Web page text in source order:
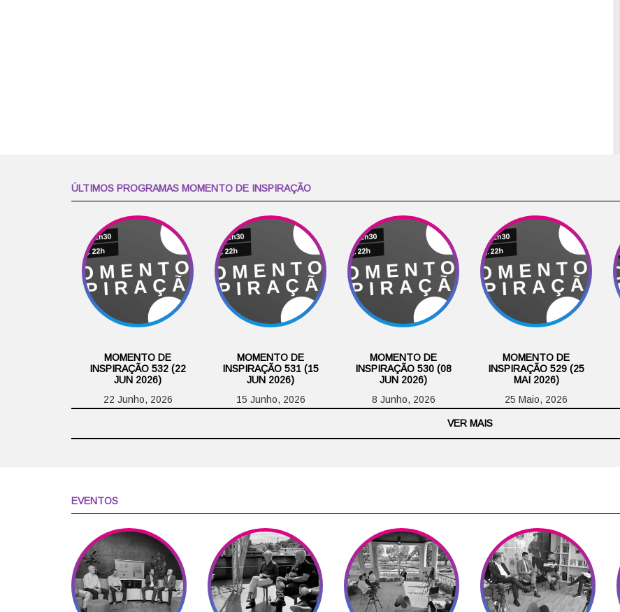
ÚLTIMOS PROGRAMAS MOMENTO DE INSPIRAÇÃO
MOMENTO DE
INSPIRAÇÃO 532 (22
JUN 2026)
22 Junho, 2026
MOMENTO DE
INSPIRAÇÃO 531 (15
JUN 2026)
15 Junho, 2026
MOMENTO DE
INSPIRAÇÃO 530 (08
JUN 2026)
8 Junho, 2026
MOMENTO DE
INSPIRAÇÃO 529 (25
MAI 2026)
25 Maio, 2026
VER MAIS
EVENTOS